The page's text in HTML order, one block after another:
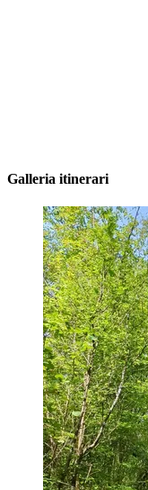
Galleria itinerari